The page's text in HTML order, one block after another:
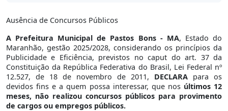
Ausência de Concursos Públicos
A Prefeitura Municipal de Pastos Bons - MA, Estado do
Maranhão, gestão 2025/2028, considerando os princípios da
Publicidade e Eficiência, previstos no caput do art. 37 da
Constituição da República Federativa do Brasil, Lei Federal nº
12.527, de 18 de novembro de 2011, DECLARA para os
devidos fins e a quem possa interessar, que nosúltimos 12
meses, não realizou concursos públicos para provimento
de cargos ou empregos públicos.